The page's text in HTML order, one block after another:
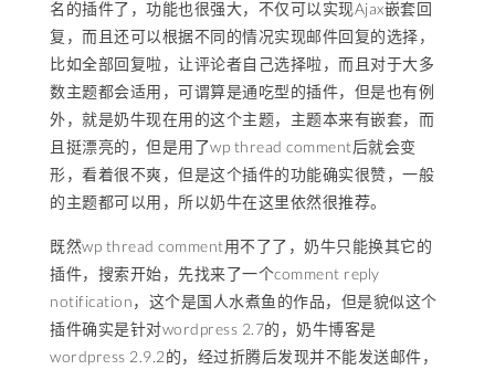
名的插件了，功能也很强大，不仅可以实现Ajax嵌套回
复，而且还可以根据不同的情况实现邮件回复的选择，
比如全部回复啦，让评论者自己选择啦，而且对于大多
数主题都会适用，可谓算是通吃型的插件，但是也有例
外，就是奶牛现在用的这个主题，主题本来有嵌套，而
且挺漂亮的，但是用了wp thread comment后就会变
形，看着很不爽，但是这个插件的功能确实很赞，一般
的主题都可以用，所以奶牛在这里依然很推荐。
既然wp thread comment用不了了，奶牛只能换其它的
插件，搜索开始，先找来了一个comment reply
notification，这个是国人水煮鱼的作品，但是貌似这个
插件确实是针对wordpress 2.7的，奶牛博客是
wordpress 2.9.2的，经过折腾后发现并不能发送邮件，